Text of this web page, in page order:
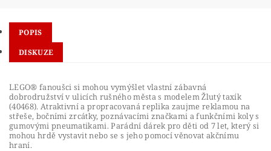
POPIS
DISKUZE
LEGO® fanoušci si mohou vymýšlet vlastní zábavná
dobrodružství v ulicích rušného města s modelem Žlutý taxík
(40468). Atraktivní a propracovaná replika zaujme reklamou na
střeše, bočními zrcátky, poznávacími značkami a funkčními koly s
gumovými pneumatikami. Parádní dárek pro děti od 7 let, který si
mohou hrdě vystavit nebo se s jeho pomocí věnovat akčnímu
hraní.